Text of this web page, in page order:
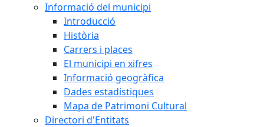
Informació del municipi
Introducció
Història
Carrers i places
El municipi en xifres
Informació geogràfica
Dades estadístiques
Mapa de Patrimoni Cultural
Directori d'Entitats